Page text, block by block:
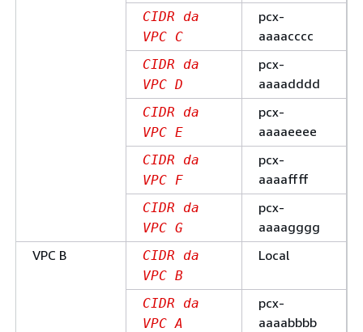
CIDR da
VPC C
pcx-
aaaacccc
CIDR da
VPC D
pcx-
aaaadddd
CIDR da
VPC E
pcx-
aaaaeeee
CIDR da
VPC F
pcx-
aaaaffff
CIDR da
VPC G
pcx-
aaaagggg
VPC B
CIDR da
VPC B
Local
CIDR da
VPC A
pcx-
aaaabbbb